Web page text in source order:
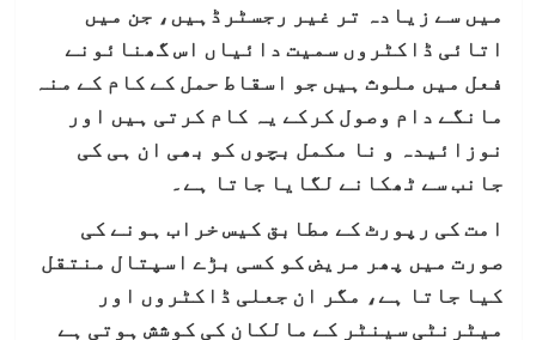
میں سے زیادہ تر غیر رجسٹرڈہیں، جن میں
اتائی ڈاکٹروں سمیت دائیاں اس گھنائونے
فعل میں ملوث ہیں جو اسقاط حمل کے کام کے منہ
مانگے دام وصول کرکے یہ کام کرتی ہیں اور
نوزائیدہ و نا مکمل بچوں کو بھی ان ہی کی
جانب سے ٹھکانے لگایا جاتا ہے۔
امت کی رپورٹ کے مطابق کیس خراب ہونے کی
صورت میں پھر مریض کو کسی بڑے اسپتال منتقل
کیا جاتا ہے، مگر ان جعلی ڈاکٹروں اور
میٹرنٹی سینٹر کے مالکان کی کوشش ہوتی ہے